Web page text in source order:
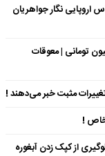
نگار جواهریان
تامین اجتماعی چشم انتظار معوقات 4 میلیون تومانی | معوقات
خاص !
از کپک زدن آبغوره